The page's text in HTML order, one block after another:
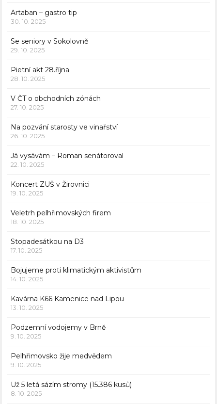
Artaban – gastro tip
30. 10. 2025
Se seniory v Sokolovně
29. 10. 2025
Pietní akt 28.října
28. 10. 2025
V ČT o obchodních zónách
27. 10. 2025
Na pozvání starosty ve vinařství
26. 10. 2025
Já vysávám – Roman senátoroval
22. 10. 2025
Koncert ZUŠ v Žirovnici
19. 10. 2025
Veletrh pelhřimovských firem
18. 10. 2025
Stopadesátkou na D3
17. 10. 2025
Bojujeme proti klimatickým aktivistům
14. 10. 2025
Kavárna K66 Kamenice nad Lipou
13. 10. 2025
Podzemní vodojemy v Brně
9. 10. 2025
Pelhřimovsko žije medvědem
9. 10. 2025
Už 5 letá sázím stromy (15.386 kusů)
8. 10. 2025